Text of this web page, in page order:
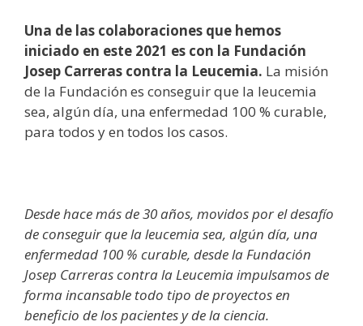
Una de las colaboraciones que hemos
iniciado en este 2021 es con la Fundación
Josep Carreras contra la Leucemia. La misión
de la Fundación es conseguir que la leucemia
sea, algún día, una enfermedad 100 % curable,
para todos y en todos los casos.
Desde hace más de 30 años, movidos por el desafío
de conseguir que la leucemia sea, algún día, una
enfermedad 100 % curable, desde la Fundación
Josep Carreras contra la Leucemia impulsamos de
forma incansable todo tipo de proyectos en
beneficio de los pacientes y de la ciencia.